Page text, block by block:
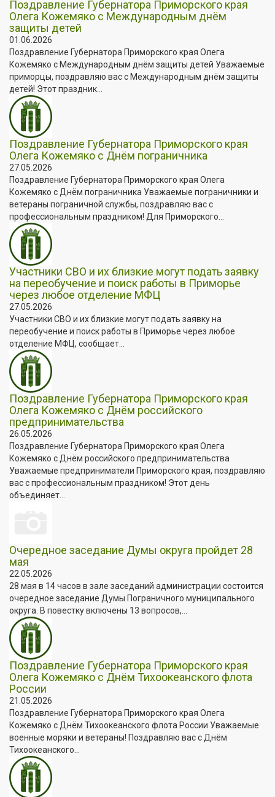
Поздравление Губернатора Приморского края
Олега Кожемяко с Международным днём
защиты детей
01.06.2026
Поздравление Губернатора Приморского края Олега
Кожемяко с Международным днём защиты детей Уважаемые
приморцы, поздравляю вас с Международным днём защиты
детей! Этот праздник...
Поздравление Губернатора Приморского края
Олега Кожемяко с Днём пограничника
27.05.2026
Поздравление Губернатора Приморского края Олега
Кожемяко с Днём пограничника Уважаемые пограничники и
ветераны пограничной службы, поздравляю вас с
профессиональным праздником! Для Приморского...
Участники СВО и их близкие могут подать заявку
на переобучение и поиск работы в Приморье
через любое отделение МФЦ
27.05.2026
Участники СВО и их близкие могут подать заявку на
переобучение и поиск работы в Приморье через любое
отделение МФЦ, сообщает...
Поздравление Губернатора Приморского края
Олега Кожемяко с Днём российского
предпринимательства
26.05.2026
Поздравление Губернатора Приморского края Олега
Кожемяко с Днём российского предпринимательства
Уважаемые предприниматели Приморского края, поздравляю
вас с профессиональным праздником! Этот день
объединяет...
Очередное заседание Думы округа пройдет 28
мая
22.05.2026
28 мая в 14 часов в зале заседаний администрации состоится
очередное заседание Думы Пограничного муниципального
округа. В повестку включены 13 вопросов,...
Поздравление Губернатора Приморского края
Олега Кожемяко с Днём Тихоокеанского флота
России
21.05.2026
Поздравление Губернатора Приморского края Олега
Кожемяко с Днём Тихоокеанского флота России Уважаемые
военные моряки и ветераны! Поздравляю вас с Днём
Тихоокеанского...